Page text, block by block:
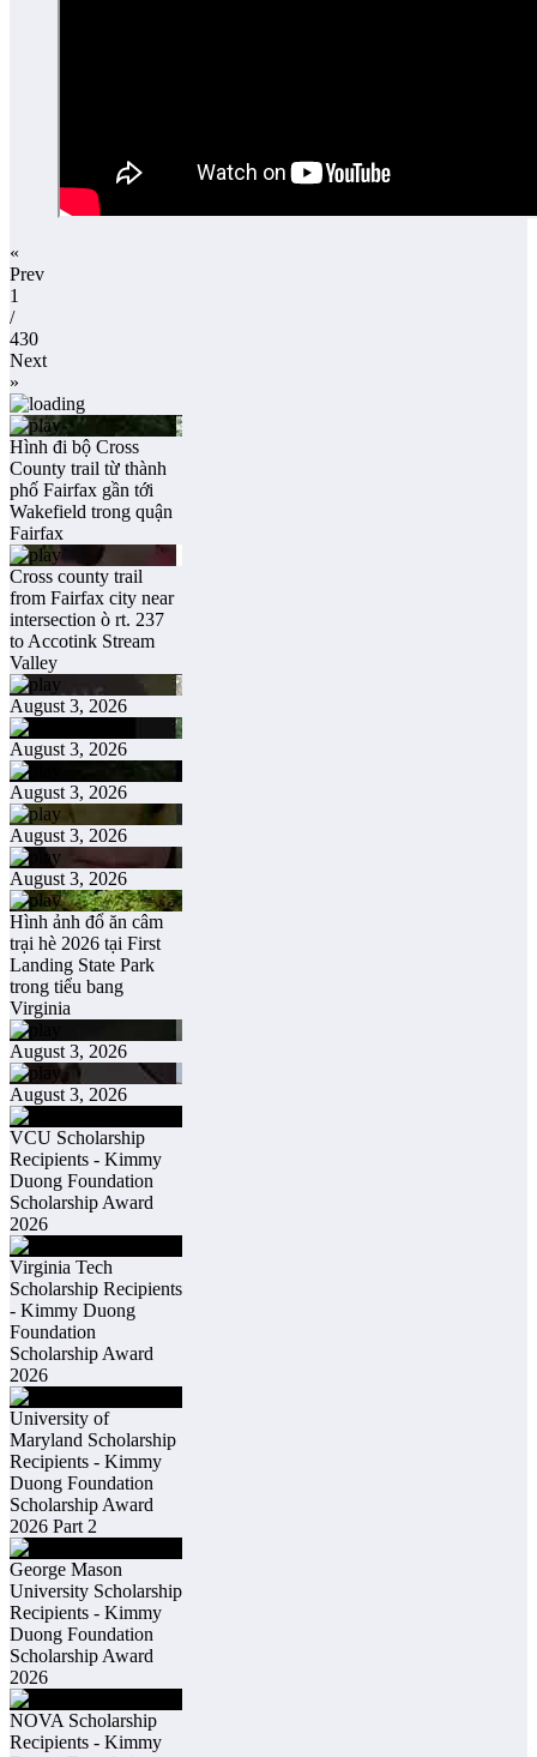
«
Prev
1
/
430
Next
»
Hình đi bộ Cross
County trail từ thành
phố Fairfax gần tới
Wakefield trong quận
Fairfax
Cross county trail
from Fairfax city near
intersection ò rt. 237
to Accotink Stream
Valley
August 3, 2026
August 3, 2026
August 3, 2026
August 3, 2026
August 3, 2026
Hình ảnh đổ ăn câm
trại hè 2026 tại First
Landing State Park
trong tiểu bang
Virginia
August 3, 2026
August 3, 2026
VCU Scholarship
Recipients - Kimmy
Duong Foundation
Scholarship Award
2026
Virginia Tech
Scholarship Recipients
- Kimmy Duong
Foundation
Scholarship Award
2026
University of
Maryland Scholarship
Recipients - Kimmy
Duong Foundation
Scholarship Award
2026 Part 2
George Mason
University Scholarship
Recipients - Kimmy
Duong Foundation
Scholarship Award
2026
NOVA Scholarship
Recipients - Kimmy